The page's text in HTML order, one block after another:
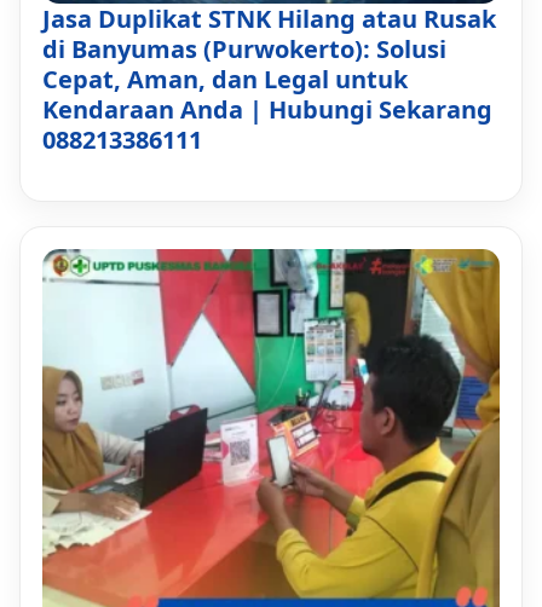
Jasa Duplikat STNK Hilang atau Rusak
di Banyumas (Purwokerto): Solusi
Cepat, Aman, dan Legal untuk
Kendaraan Anda | Hubungi Sekarang
088213386111